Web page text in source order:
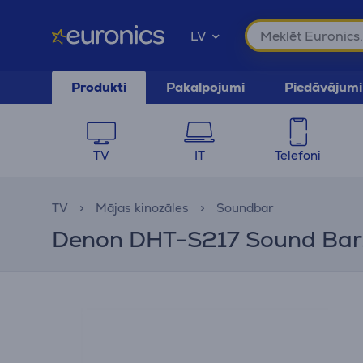
LV
Produkti Pakalpojumi Piedāvājumi
TV IT Telefoni
TV Mājas kinozāles Soundbar
Denon DHT-S217 Sound